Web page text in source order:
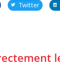
Twitter